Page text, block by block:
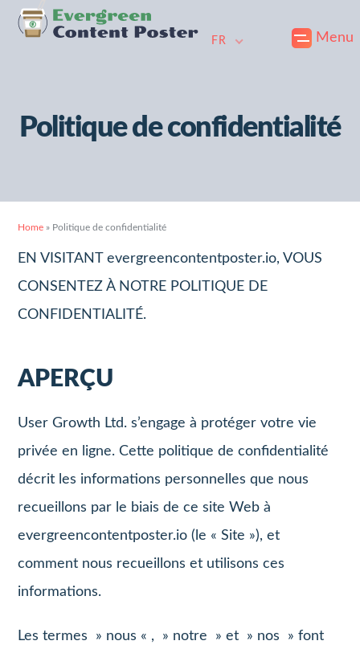
Skip
Passer
Passer
page
FR Menu
Politique de confidentialité
Home » Politique de confidentialité
EN VISITANT evergreencontentposter.io, VOUS
CONSENTEZ À NOTRE POLITIQUE DE
CONFIDENTIALITÉ.
APERÇU
User Growth Ltd. s’engage à protéger votre vie
privée en ligne. Cette politique de confidentialité
décrit les informations personnelles que nous
recueillons par le biais de ce site Web à
evergreencontentposter.io (le « Site »), et
comment nous recueillons et utilisons ces
informations.
Les termes » nous « , » notre » et » nos » font